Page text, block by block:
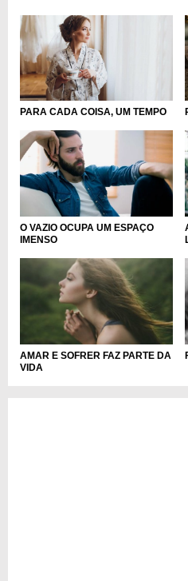
PARA CADA COISA, UM TEMPO
O VAZIO OCUPA UM ESPAÇO
IMENSO
AMAR E SOFRER FAZ PARTE DA
VIDA